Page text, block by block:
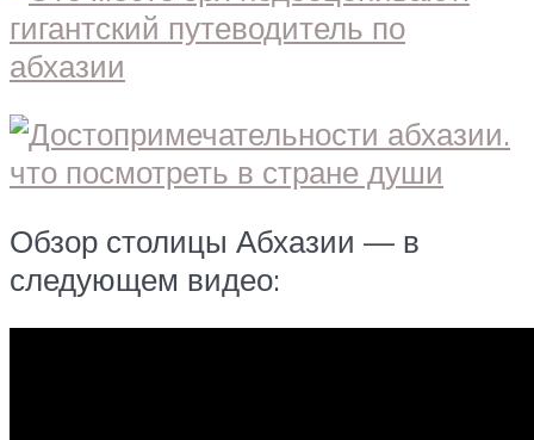
Обзор столицы Абхазии — в
следующем видео: